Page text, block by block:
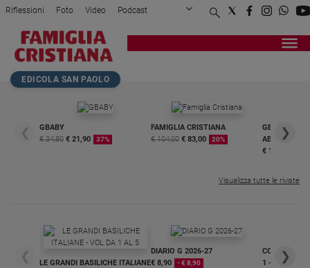
Attualità
Italia
Cronaca
Mondo
Economia
Interviste
Papa
Riflessioni Foto Video Podcast
Privacy Policy Chi siamo
Registrati Redazione
Home page>Attualità>Italia>Le madri della Costituzi...
EDICOLA SAN PAOLO
❮
GBABY
€ 34,80 € 21,90 37%
FAMIGLIA CRISTIANA
€ 104,00 € 83,00 20%
GBABY
€ 16,99
❯
Visualizza tutte le riviste
❮
LE GRANDI BASILICHE ITALIANE
DIARIO G 2026-27
€ 8,90
- € 8,90
COLLANA
1 - 2
❯